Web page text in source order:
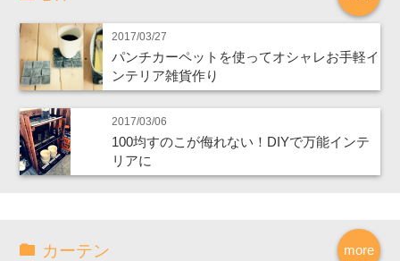
2017/03/27
パンチカーペットを使ってオシャレお手軽イ
ンテリア雑貨作り
2017/03/06
100均すのこが侮れない！DIYで万能インテ
リアに
more
カーテン